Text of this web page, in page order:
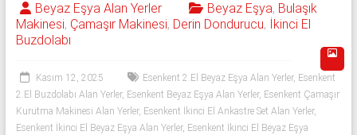
İkinci
el
beyaz
olarak
buzdolabı,
çamaşır
Beyaz Eşya Alan Yerler Beyaz Eşya, Bulaşık
Makinesi, Çamaşır Makinesi, Derin Dondurucu, İkinci El
Buzdolabı
Kasım 12, 2025 Esenkent 2.El Beyaz Eşya Alan Yerler, Esenkent
2.El Buzdolabı Alan Yerler, Esenkent Beyaz Eşya Alan Yerler, Esenkent Çamaşır
Kurutma Makinesi Alan Yerler, Esenkent İkinci El Ankastre Set Alan Yerler,
Esenkent İkinci El Beyaz Eşya Alan Yerler, Esenkent İkinci El Beyaz Eşya